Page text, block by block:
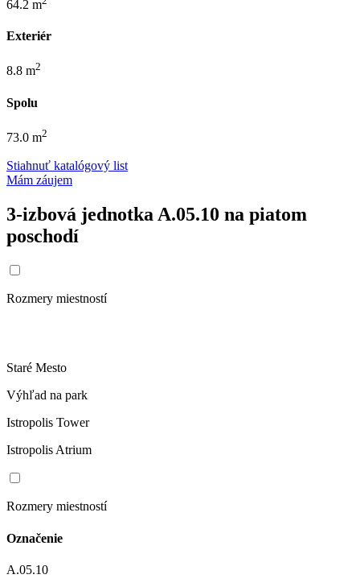
64.2 m
Exteriér
8.8 m2
Spolu
73.0 m2
Stiahnuť katalógový list
Mám záujem
3-izbová jednotka A.05.10 na piatom
poschodí
Rozmery miestností
Staré Mesto
Výhľad na park
Istropolis Tower
Istropolis Atrium
Rozmery miestností
Označenie
A.05.10